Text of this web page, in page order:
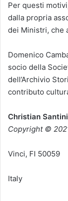
Per questi
dalla propria
dei Ministri, che
Domenico
socio della
dell’Archivio
contributo
Christian
Copyright ©
Vinci, FI 50059
Italy